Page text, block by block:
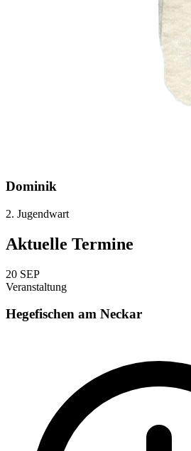
Dominik
2. Jugendwart
Aktuelle Termine
20 SEP
Veranstaltung
Hegefischen am Neckar